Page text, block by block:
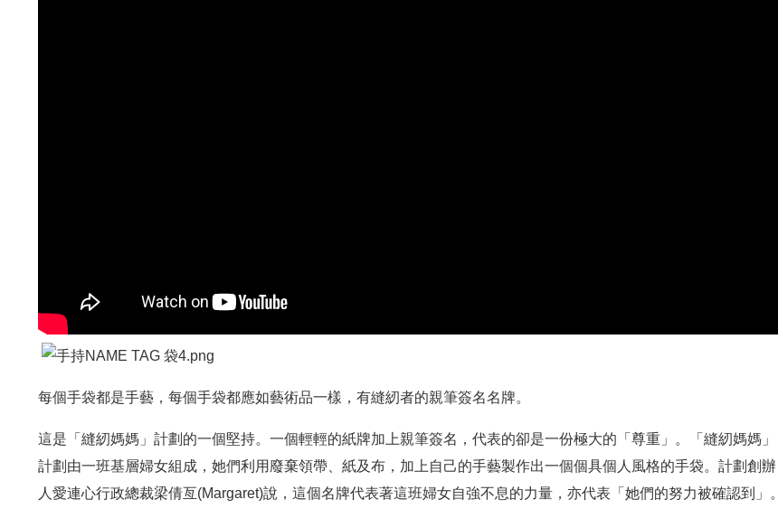
每個手袋都是手藝，每個手袋都應如藝術品一樣，有縫紉者的親筆簽名名牌。
這是「縫紉媽媽」計劃的一個堅持。一個輕輕的紙牌加上親筆簽名，代表的卻是一份極大的「尊重」。「縫紉媽媽」
計劃由一班基層婦女組成，她們利用廢棄領帶、紙及布，加上自己的手藝製作出一個個具個人風格的手袋。計劃創辦
人愛連心行政總裁梁倩亙(Margaret)說，這個名牌代表著這班婦女自強不息的力量，亦代表「她們的努力被確認到」。